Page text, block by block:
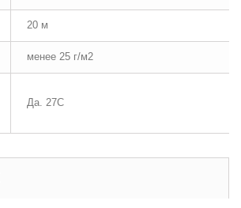
20 м
менее 25 г/м2
Да. 27С